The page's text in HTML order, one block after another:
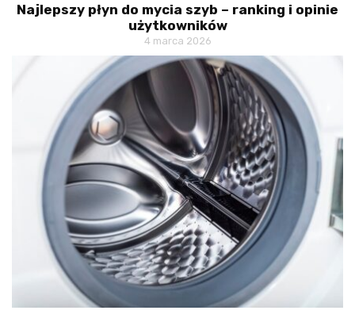
Najlepszy płyn do mycia szyb – ranking i opinie
użytkowników
4 marca 2026